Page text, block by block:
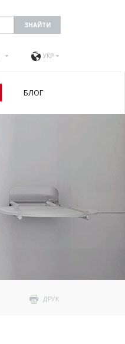
УКР
БЛОГ
ДРУК